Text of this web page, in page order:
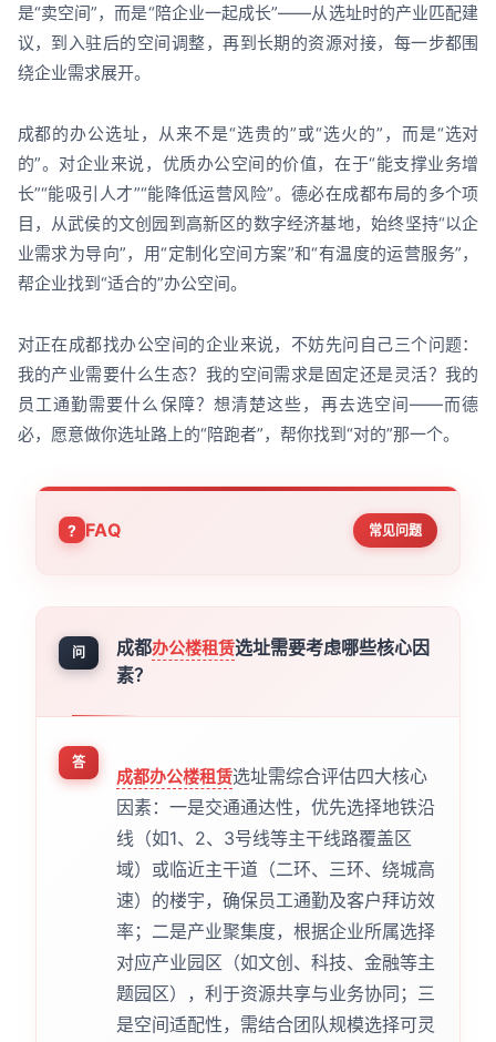
是“卖空间”，而是“陪企业一起成长”——从选址时的产业匹配建
议，到入驻后的空间调整，再到长期的资源对接，每一步都围
绕企业需求展开。
成都的办公选址，从来不是“选贵的”或“选火的”，而是“选对
的”。对企业来说，优质办公空间的价值，在于“能支撑业务增
长”“能吸引人才”“能降低运营风险”。德必在成都布局的多个项
目，从武侯的文创园到高新区的数字经济基地，始终坚持“以企
业需求为导向”，用“定制化空间方案”和“有温度的运营服务”，
帮企业找到“适合的”办公空间。
对正在成都找办公空间的企业来说，不妨先问自己三个问题：
我的产业需要什么生态？我的空间需求是固定还是灵活？我的
员工通勤需要什么保障？想清楚这些，再去选空间——而德
必，愿意做你选址路上的“陪跑者”，帮你找到“对的”那一个。
FAQ 常见问题
问 成都办公楼租赁选址需要考虑哪些核心因
素？
答
成都办公楼租赁选址需综合评估四大核心
因素：一是交通通达性，优先选择地铁沿
线（如1、2、3号线等主干线路覆盖区
域）或临近主干道（二环、三环、绕城高
速）的楼宇，确保员工通勤及客户拜访效
率；二是产业聚集度，根据企业所属选择
对应产业园区（如文创、科技、金融等主
题园区），利于资源共享与业务协同；三
是空间适配性，需结合团队规模选择可灵